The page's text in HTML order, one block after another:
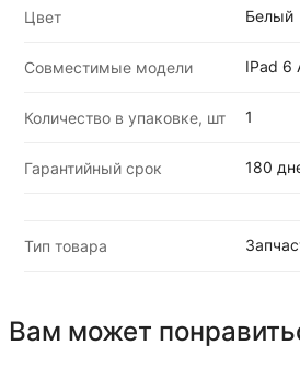
Цвет Белый
Совместимые модели IPad 6
Количество в упаковке, шт 1
Гарантийный срок 180
Тип товара
Вам может